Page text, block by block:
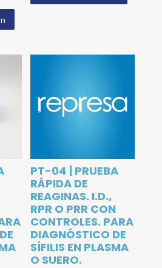
PT-04 | PRUEBA
RÁPIDA DE
REAGINAS. I.D.,
RPR O PRR CON
CONTROLES. PARA
DIAGNÓSTICO DE
SÍFILIS EN PLASMA
O SUERO.